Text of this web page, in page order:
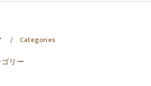
Categories
リー